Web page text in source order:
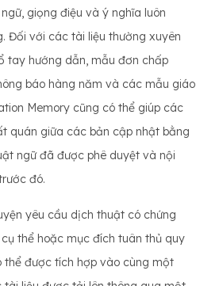
giọng điệu và ý nghĩa luôn
Đối với các tài liệu thường xuyên
tay hướng dẫn, mẫu đơn chấp
báo hàng năm và các mẫu giáo
Memory cũng có thể giúp các
quán giữa các bản cập nhật bằng
ngữ đã được phê duyệt và nội
đó.
yêu cầu dịch thuật có chứng
thể hoặc mục đích tuân thủ quy
thể được tích hợp vào cùng một